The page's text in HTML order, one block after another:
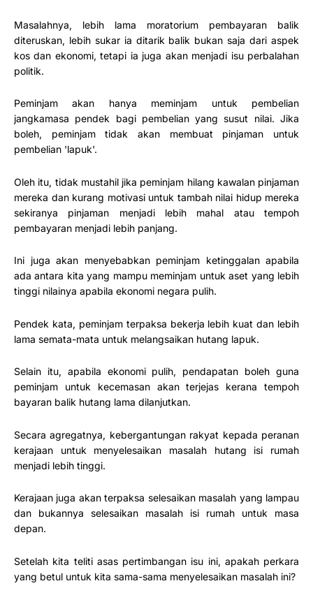
Masalahnya, lebih lama moratorium pembayaran balik
diteruskan, lebih sukar ia ditarik balik bukan saja dari aspek
kos dan ekonomi, tetapi ia juga akan menjadi isu perbalahan
politik.
Peminjam akan hanya meminjam untuk pembelian
jangkamasa pendek bagi pembelian yang susut nilai. Jika
boleh, peminjam tidak akan membuat pinjaman untuk
pembelian 'lapuk'.
Oleh itu, tidak mustahil jika peminjam hilang kawalan pinjaman
mereka dan kurang motivasi untuk tambah nilai hidup mereka
sekiranya pinjaman menjadi lebih mahal atau tempoh
pembayaran menjadi lebih panjang.
Ini juga akan menyebabkan peminjam ketinggalan apabila
ada antara kita yang mampu meminjam untuk aset yang lebih
tinggi nilainya apabila ekonomi negara pulih.
Pendek kata, peminjam terpaksa bekerja lebih kuat dan lebih
lama semata-mata untuk melangsaikan hutang lapuk.
Selain itu, apabila ekonomi pulih, pendapatan boleh guna
peminjam untuk kecemasan akan terjejas kerana tempoh
bayaran balik hutang lama dilanjutkan.
Secara agregatnya, kebergantungan rakyat kepada peranan
kerajaan untuk menyelesaikan masalah hutang isi rumah
menjadi lebih tinggi.
Kerajaan juga akan terpaksa selesaikan masalah yang lampau
dan bukannya selesaikan masalah isi rumah untuk masa
depan.
Setelah kita teliti asas pertimbangan isu ini, apakah perkara
yang betul untuk kita sama-sama menyelesaikan masalah ini?